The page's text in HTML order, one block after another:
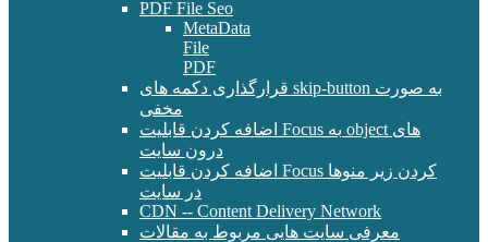
PDF File Seo
MetaData
File
PDF
قرارگذاری دکمه های skip-button به صورت
مخفی
اضافه کردن قابلیت Focus به object های
درون سایت
اضافه کردن قابلیت Focus کردن زیر منوها
در سایت
CDN -- Content Delivery Network
معرفی سایت هایی مربوط به مقالات